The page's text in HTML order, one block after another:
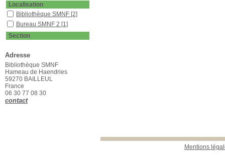
Mentions
Localisation
Bibliothèque SMNF [2]
Bureau SMNF 2 [1]
Section
Revues françaises
(étagère D)[2]
Adresse
Bibliothèque SMNF
Hameau de Haendries
59270 BAILLEUL
France
06 30 77 08 30
contact